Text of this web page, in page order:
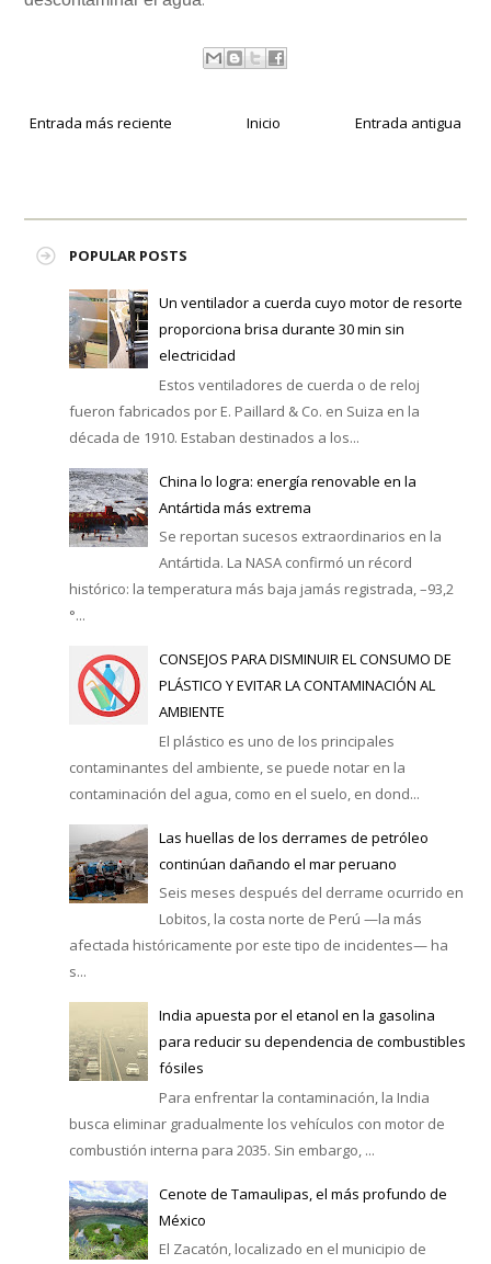
Entrada más reciente Entrada antigua
Inicio
POPULAR POSTS
Un ventilador a cuerda cuyo motor de resorte
proporciona brisa durante 30 min sin
electricidad
Estos ventiladores de cuerda o de reloj
fueron fabricados por E. Paillard & Co. en Suiza en la
década de 1910. Estaban destinados a los...
China lo logra: energía renovable en la
Antártida más extrema
Se reportan sucesos extraordinarios en la
Antártida. La NASA confirmó un récord
histórico: la temperatura más baja jamás registrada, –93,2
°...
CONSEJOS PARA DISMINUIR EL CONSUMO DE
PLÁSTICO Y EVITAR LA CONTAMINACIÓN AL
AMBIENTE
El plástico es uno de los principales
contaminantes del ambiente, se puede notar en la
contaminación del agua, como en el suelo, en dond...
Las huellas de los derrames de petróleo
continúan dañando el mar peruano
Seis meses después del derrame ocurrido en
Lobitos, la costa norte de Perú —la más
afectada históricamente por este tipo de incidentes— ha
s...
India apuesta por el etanol en la gasolina
para reducir su dependencia de combustibles
fósiles
Para enfrentar la contaminación, la India
busca eliminar gradualmente los vehículos con motor de
combustión interna para 2035. Sin embargo, ...
Cenote de Tamaulipas, el más profundo de
México
El Zacatón, localizado en el municipio de